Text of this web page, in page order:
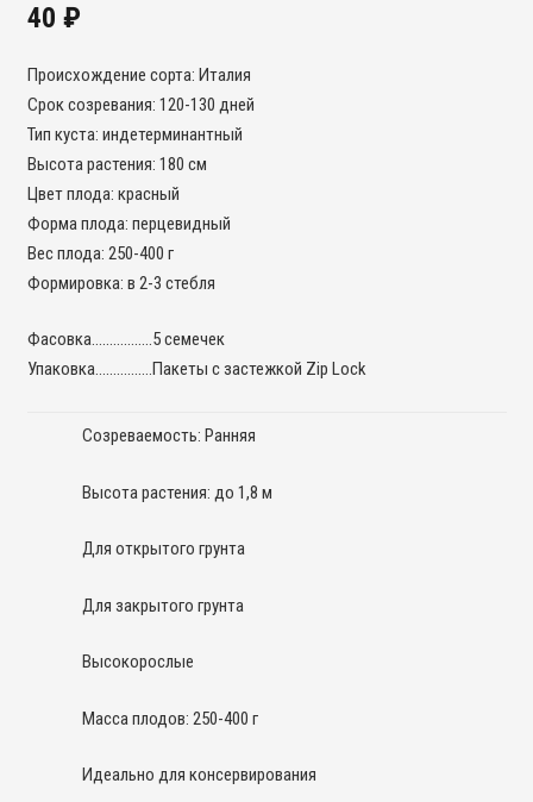
40 ₽
Происхождение сорта: Италия
Срок созревания: 120-130 дней
Тип куста: индетерминантный
Высота растения: 180 см
Цвет плода: красный
Форма плода: перцевидный
Вес плода: 250-400 г
Формировка: в 2-3 стебля
Фасовка……………..5 семечек
Упаковка…………….Пакеты с застежкой Zip Lock
Созреваемость: Ранняя
Высота растения: до 1,8 м
Для открытого грунта
Для закрытого грунта
Высокорослые
Масса плодов: 250-400 г
Идеально для консервирования